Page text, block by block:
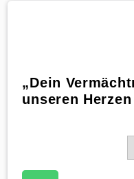
„Dein
unseren